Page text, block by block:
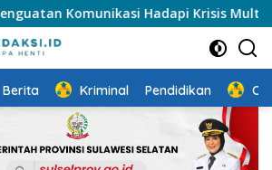
Hadapi Krisis Multidimensi
Berita Kriminal Pendidikan